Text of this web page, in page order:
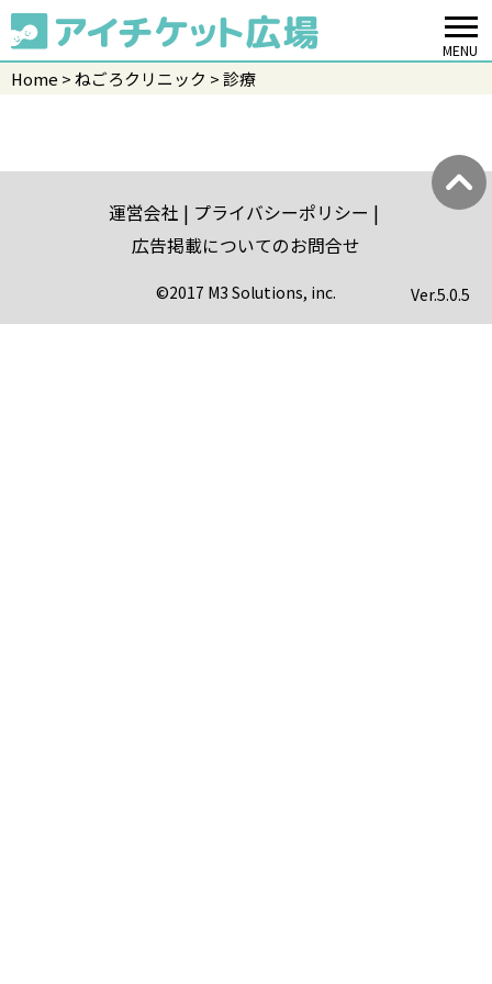
MENU
Home ねごろクリニック 診療
運営会社
プライバシーポリシー
広告掲載についてのお問合せ
©2017 M3 Solutions, inc. Ver.5.0.5